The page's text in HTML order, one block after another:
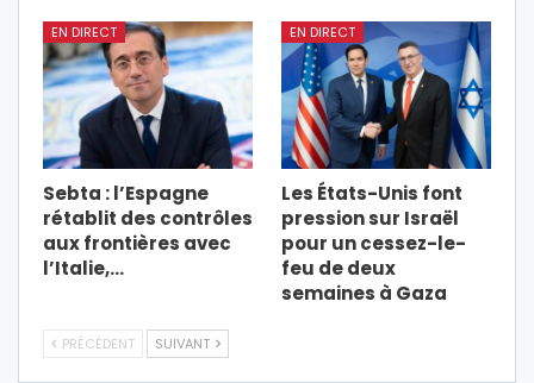
EN DIRECT
Sebta : l’Espagne
rétablit des contrôles
aux frontières avec
l’Italie,…
EN DIRECT
Les États-Unis font
pression sur Israël
pour un cessez-le-
feu de deux
semaines à Gaza
PRÉCÉDENT SUIVANT